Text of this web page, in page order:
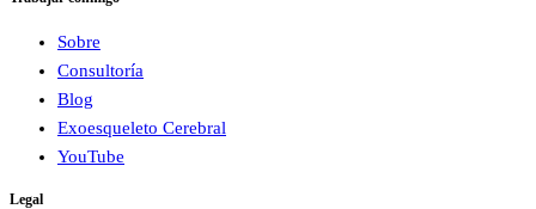
Sobre
Consultoría
Blog
Exoesqueleto Cerebral
YouTube
Legal